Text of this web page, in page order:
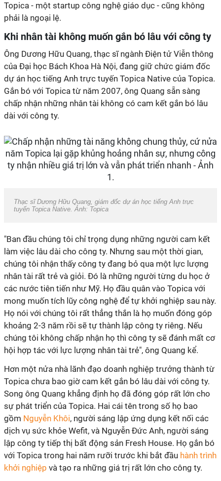
Topica - một startup công nghệ giáo dục - cũng không
phải là ngoại lệ.
Khi nhân tài không muốn gắn bó lâu với công ty
Ông Dương Hữu Quang, thạc sĩ ngành Điện tử Viễn thông
của Đại học Bách Khoa Hà Nội, đang giữ chức giám đốc
dự án học tiếng Anh trực tuyến Topica Native của Topica.
Gắn bó với Topica từ năm 2007, ông Quang sẵn sàng
chấp nhận những nhân tài không có cam kết gắn bó lâu
dài với công ty.
Thạc sĩ Dương Hữu Quang, giám đốc dự án học tiếng Anh trực
tuyến Topica Native. Ảnh: Topica
"Ban đầu chúng tôi chỉ trọng dụng những người cam kết
làm việc lâu dài cho công ty. Nhưng sau một thời gian,
chúng tôi nhận thấy công ty đang bỏ qua một lực lượng
nhân tài rất trẻ và giỏi. Đó là những người từng du học ở
các nước tiên tiến như Mỹ. Họ đầu quân vào Topica với
mong muốn tích lũy công nghệ để tự khởi nghiệp sau này.
Họ nói với chúng tôi rất thẳng thắn là họ muốn đóng góp
khoảng 2-3 năm rồi sẽ tự thành lập công ty riêng. Nếu
chúng tôi không chấp nhận họ thì công ty sẽ đánh mất cơ
hội hợp tác với lực lượng nhân tài trẻ", ông Quang kể.
Hơn một nửa nhà lãnh đạo doanh nghiệp trưởng thành từ
Topica chưa bao giờ cam kết gắn bó lâu dài với công ty.
Song ông Quang khẳng định họ đã đóng góp rất lớn cho
sự phát triển của Topica. Hai cái tên trong số họ bao
gồm Nguyễn Khôi, người sáng lập ứng dụng kết nối các
dịch vụ sức khỏe Wefit, và Nguyễn Đức Anh, người sáng
lập công ty tiếp thị bất động sản Fresh House. Họ gắn bó
với Topica trong hai năm rưỡi trước khi bắt đầu hành trình
khởi nghiệp và tạo ra những giá trị rất lớn cho công ty.